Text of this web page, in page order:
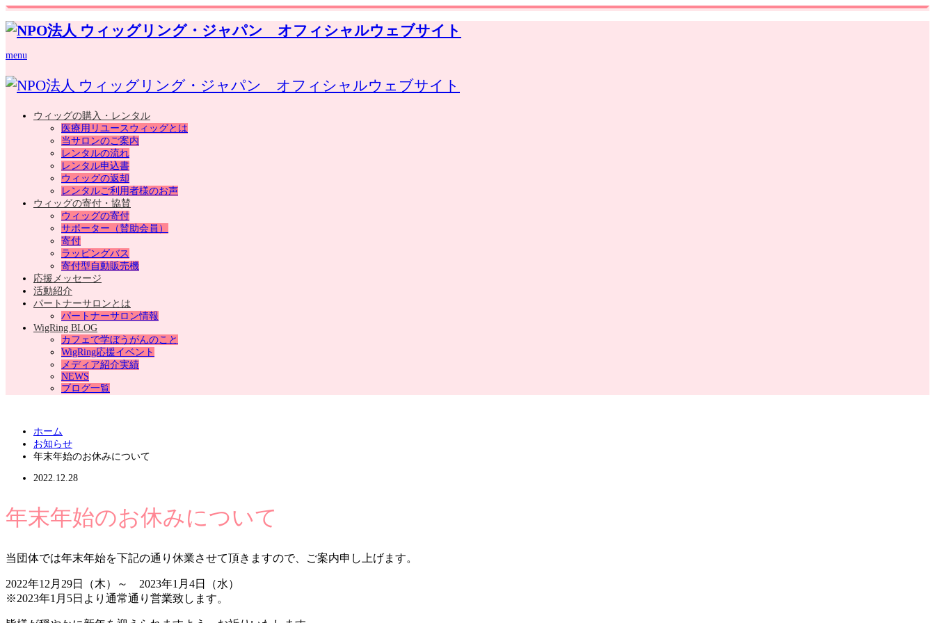
menu
ウィッグの購入・レンタル
医療用リユースウィッグとは
当サロンのご案内
レンタルの流れ
レンタル申込書
ウィッグの返却
レンタルご利用者様のお声
ウィッグの寄付・協賛
ウィッグの寄付
サポーター（賛助会員）
寄付
ラッピングバス
寄付型自動販売機
応援メッセージ
活動紹介
パートナーサロンとは
パートナーサロン情報
WigRing BLOG
カフェで学ぼうがんのこと
WigRing応援イベント
メディア紹介実績
NEWS
ブログ一覧
ホーム
お知らせ
年末年始のお休みについて
2022.12.28
年末年始のお休みについて
当団体では年末年始を下記の通り休業させて頂きますので、ご案内申し上げます。
2022年12月29日（木）～ 2023年1月4日（水）
※2023年1月5日より通常通り営業致します。